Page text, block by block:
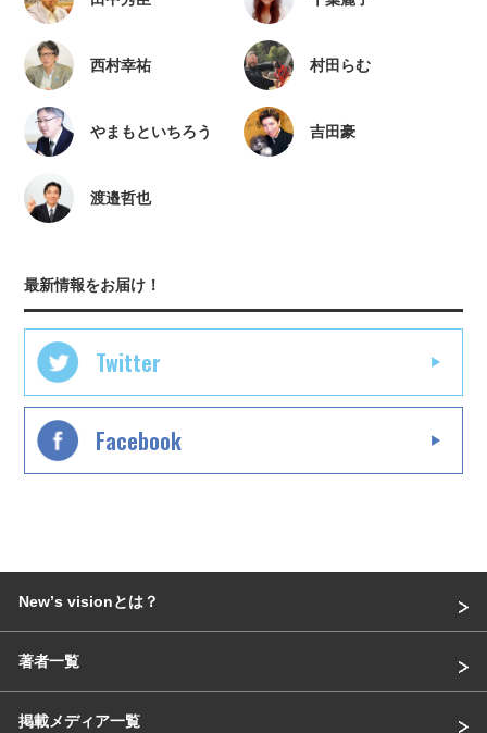
西村幸祐 村田らむ
やまもといちろう 吉田豪
渡邉哲也
最新情報をお届け！
Twitter
Facebook
Newʼs visionとは？
著者一覧
掲載メディア一覧